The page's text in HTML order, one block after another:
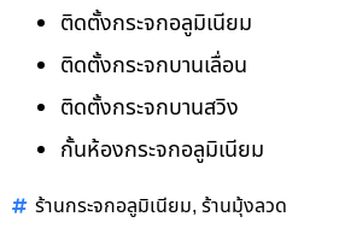
ติดตั้งกระจกอลูมิเนียม
ติดตั้งกระจกบานเลื่อน
ติดตั้งกระจกบานสวิง
กั้นห้องกระจกอลูมิเนียม
ร้านกระจกอลูมิเนียม, ร้านมุ้งลวด